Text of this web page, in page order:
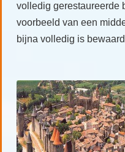
volledig gerestaureerde
voorbeeld van een
bijna volledig is